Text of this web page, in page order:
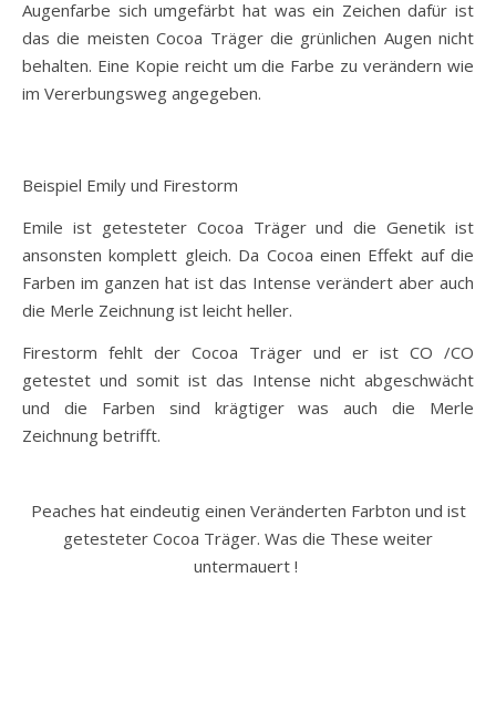
Augenfarbe sich umgefärbt hat was ein Zeichen dafür ist
das die meisten Cocoa Träger die grünlichen Augen nicht
behalten. Eine Kopie reicht um die Farbe zu verändern wie
im Vererbungsweg angegeben.
Beispiel Emily und Firestorm
Emile ist getesteter Cocoa Träger und die Genetik ist
ansonsten komplett gleich. Da Cocoa einen Effekt auf die
Farben im ganzen hat ist das Intense verändert aber auch
die Merle Zeichnung ist leicht heller.
Firestorm fehlt der Cocoa Träger und er ist CO /CO
getestet und somit ist das Intense nicht abgeschwächt
und die Farben sind krägtiger was auch die Merle
Zeichnung betrifft.
Peaches hat eindeutig einen Veränderten Farbton und ist
getesteter Cocoa Träger. Was die These weiter
untermauert !